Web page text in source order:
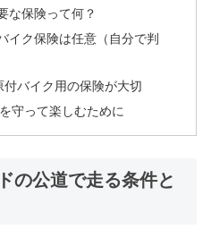
保険って何？
ク保険は任意（自分で判
バイク用の保険が大切
守って楽しむために
公道で走る条件と